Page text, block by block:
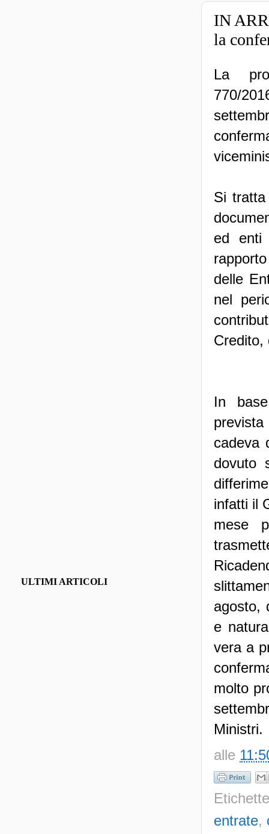
IN
la
La
770/
Si
ed enti
delle
nel
Credito,
In
cadeva
dovuto
infatti il
mese
agosto,
e
vera a
molto
Ministri.
alle
entrate,
ULTIMI ARTICOLI